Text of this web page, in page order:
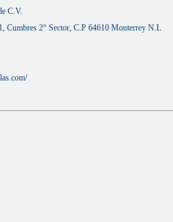
C.V.
Cumbres 2° Sector, C.P 64610 Monterrey N.L